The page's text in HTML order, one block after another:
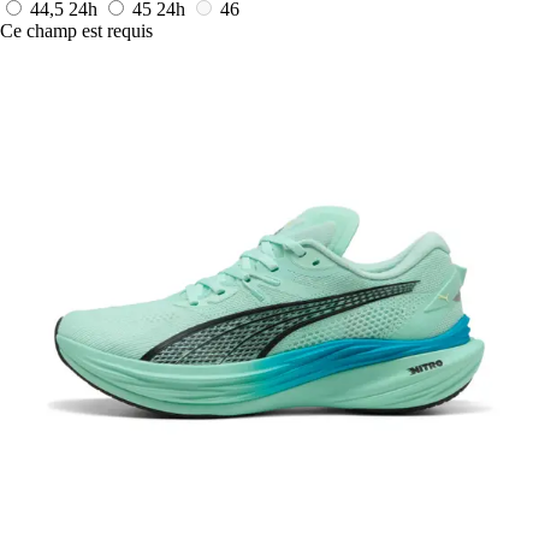
44,5 24h 45 24h
46
Ce champ est requis